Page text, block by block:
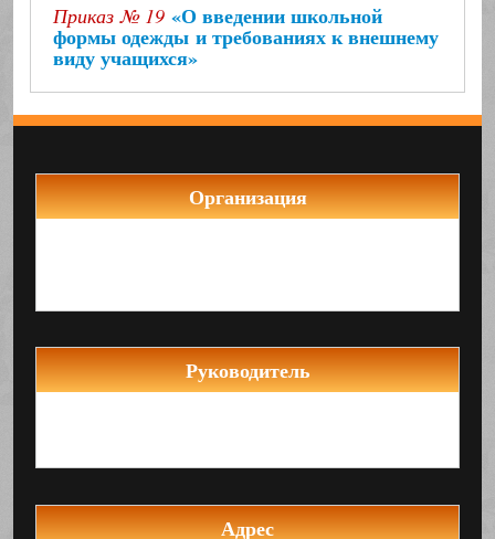
Приказ № 19 «О введении школьной
формы одежды и требованиях к внешнему
виду учащихся»
Организация
Руководитель
Адрес